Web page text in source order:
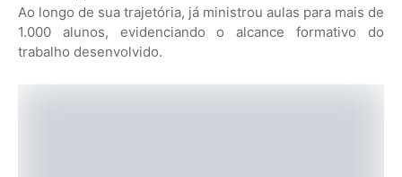
Ao longo de sua trajetória, já ministrou aulas para mais de
1.000 alunos, evidenciando o alcance formativo do
trabalho desenvolvido.